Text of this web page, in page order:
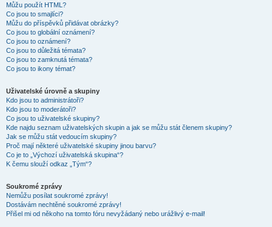
Můžu použít HTML?
Co jsou to smajlíci?
Můžu do příspěvků přidávat obrázky?
Co jsou to globální oznámení?
Co jsou to oznámení?
Co jsou to důležitá témata?
Co jsou to zamknutá témata?
Co jsou to ikony témat?
Uživatelské úrovně a skupiny
Kdo jsou to administrátoři?
Kdo jsou to moderátoři?
Co jsou to uživatelské skupiny?
Kde najdu seznam uživatelských skupin a jak se můžu stát členem skupiny?
Jak se můžu stát vedoucím skupiny?
Proč mají některé uživatelské skupiny jinou barvu?
Co je to „Výchozí uživatelská skupina“?
K čemu slouží odkaz „Tým“?
Soukromé zprávy
Nemůžu posílat soukromé zprávy!
Dostávám nechtěné soukromé zprávy!
Přišel mi od někoho na tomto fóru nevyžádaný nebo urážlivý e-mail!